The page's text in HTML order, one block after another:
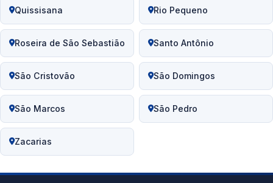
Quissisana Rio Pequeno
Roseira de São Sebastião Santo Antônio
São Cristovão São Domingos
São Marcos São Pedro
Zacarias